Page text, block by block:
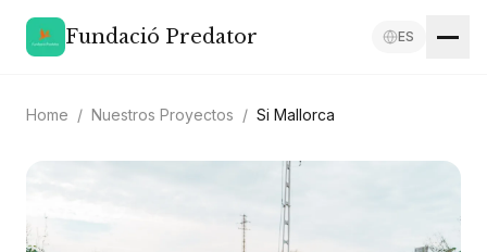
Fundació Predator ES
Home / Nuestros Proyectos / Si Mallorca